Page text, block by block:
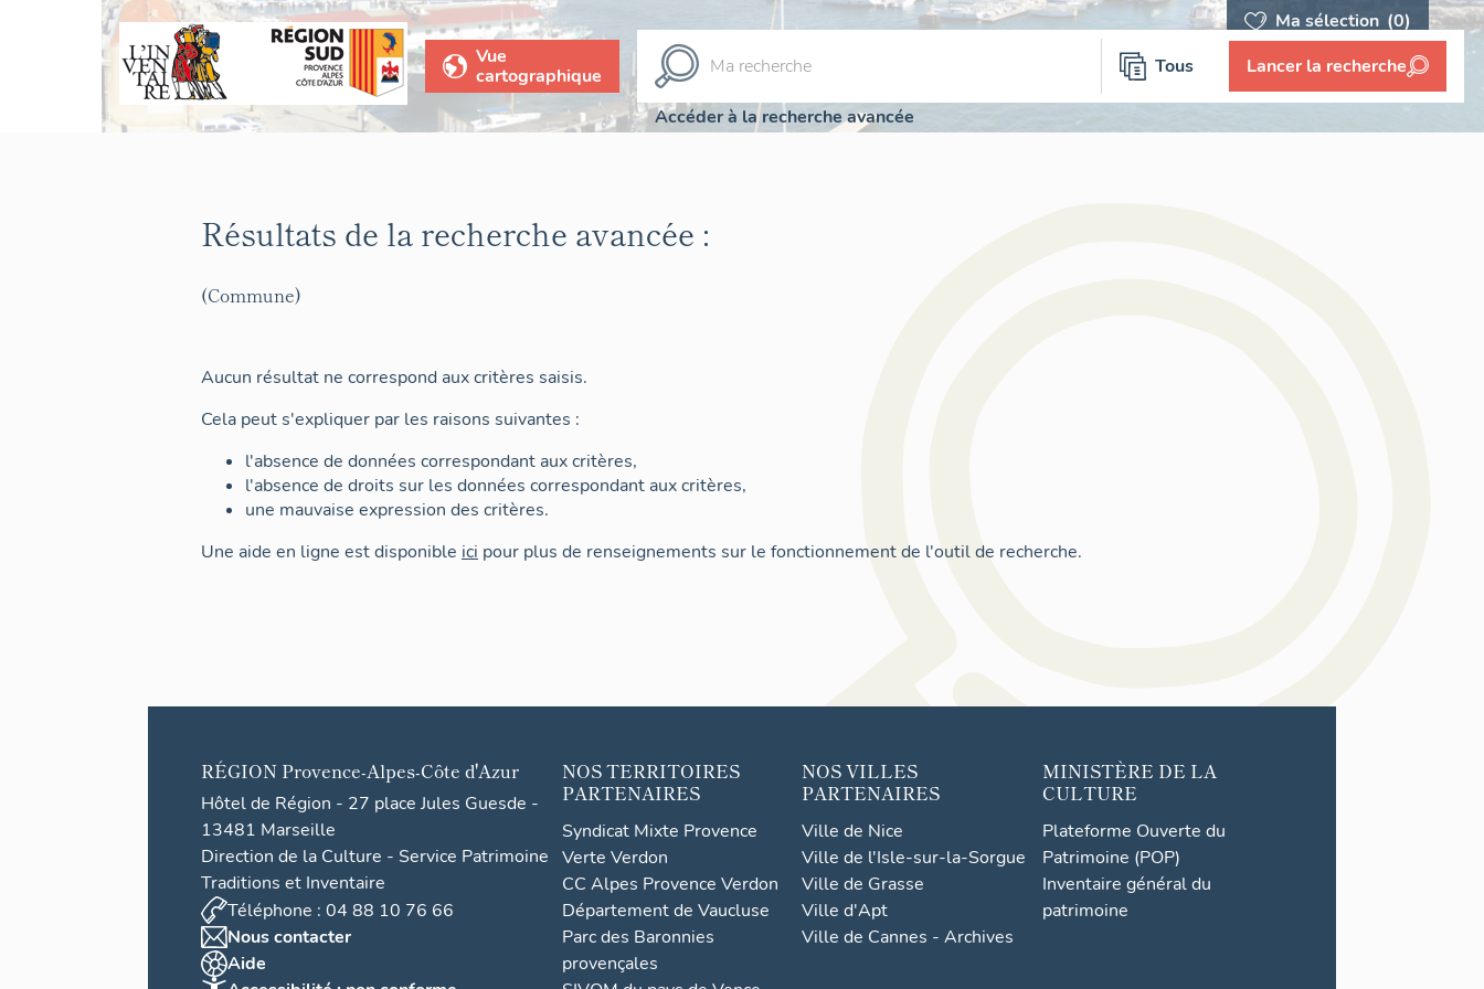
Ma sélection (0)
Vue
cartographique
Tous Lancer la recherche
Accéder à la recherche avancée
Résultats de la recherche avancée :
(Commune)
Aucun résultat ne correspond aux critères saisis.
Cela peut s'expliquer par les raisons suivantes :
l'absence de données correspondant aux critères,
l'absence de droits sur les données correspondant aux critères,
une mauvaise expression des critères.
Une aide en ligne est disponible ici pour plus de renseignements sur le fonctionnement de l'outil de recherche.
RÉGION Provence-Alpes-Côte d'Azur
Hôtel de Région - 27 place Jules Guesde -
13481 Marseille
Direction de la Culture - Service Patrimoine
Traditions et Inventaire
Téléphone : 04 88 10 76 66
Nous contacter
Aide
NOS TERRITOIRES
PARTENAIRES
Syndicat Mixte Provence
Verte Verdon
CC Alpes Provence Verdon
Département de Vaucluse
Parc des Baronnies
provençales
NOS VILLES
PARTENAIRES
Ville de Nice
Ville de l'Isle-sur-la-Sorgue
Ville de Grasse
Ville d'Apt
Ville de Cannes - Archives
MINISTÈRE DE LA
CULTURE
Plateforme Ouverte du
Patrimoine (POP)
Inventaire général du
patrimoine